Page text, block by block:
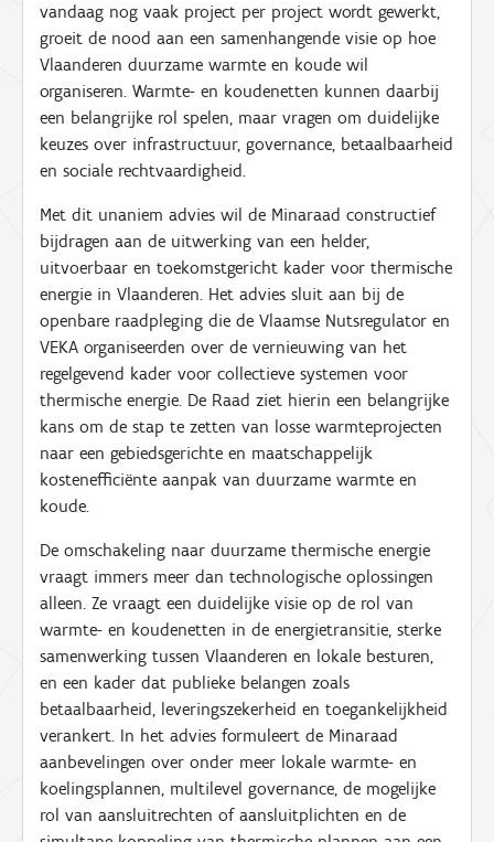
vandaag nog vaak project per project wordt gewerkt,
groeit de nood aan een samenhangende visie op hoe
Vlaanderen duurzame warmte en koude wil
organiseren. Warmte- en koudenetten kunnen daarbij
een belangrijke rol spelen, maar vragen om duidelijke
keuzes over infrastructuur, governance, betaalbaarheid
en sociale rechtvaardigheid.
Met dit unaniem advies wil de Minaraad constructief
bijdragen aan de uitwerking van een helder,
uitvoerbaar en toekomstgericht kader voor thermische
energie in Vlaanderen. Het advies sluit aan bij de
openbare raadpleging die de Vlaamse Nutsregulator en
VEKA organiseerden over de vernieuwing van het
regelgevend kader voor collectieve systemen voor
thermische energie. De Raad ziet hierin een belangrijke
kans om de stap te zetten van losse warmteprojecten
naar een gebiedsgerichte en maatschappelijk
kostenefficiënte aanpak van duurzame warmte en
koude.
De omschakeling naar duurzame thermische energie
vraagt immers meer dan technologische oplossingen
alleen. Ze vraagt een duidelijke visie op de rol van
warmte- en koudenetten in de energietransitie, sterke
samenwerking tussen Vlaanderen en lokale besturen,
en een kader dat publieke belangen zoals
betaalbaarheid, leveringszekerheid en toegankelijkheid
verankert. In het advies formuleert de Minaraad
aanbevelingen over onder meer lokale warmte- en
koelingsplannen, multilevel governance, de mogelijke
rol van aansluitrechten of aansluitplichten en de